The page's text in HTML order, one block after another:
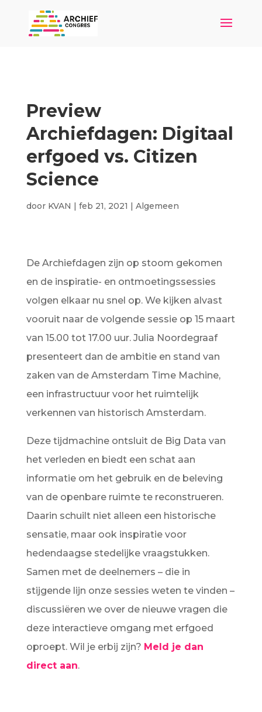
Preview
Archiefdagen: Digitaal
erfgoed vs. Citizen
Science
door KVAN | feb 21, 2021 | Algemeen
De Archiefdagen zijn op stoom gekomen
en de inspiratie- en ontmoetingssessies
volgen elkaar nu snel op. We kijken alvast
vooruit naar de volgende sessie op 15 maart
van 15.00 tot 17.00 uur. Julia Noordegraaf
presenteert dan de ambitie en stand van
zaken van de Amsterdam Time Machine,
een infrastructuur voor het ruimtelijk
verkennen van historisch Amsterdam.
Deze tijdmachine ontsluit de Big Data van
het verleden en biedt een schat aan
informatie om het gebruik en de beleving
van de openbare ruimte te reconstrueren.
Daarin schuilt niet alleen een historische
sensatie, maar ook inspiratie voor
hedendaagse stedelijke vraagstukken.
Samen met de deelnemers – die in
stijgende lijn onze sessies weten te vinden –
discussiëren we over de nieuwe vragen die
deze interactieve omgang met erfgoed
oproept. Wil je erbij zijn? Meld je dan
direct aan.